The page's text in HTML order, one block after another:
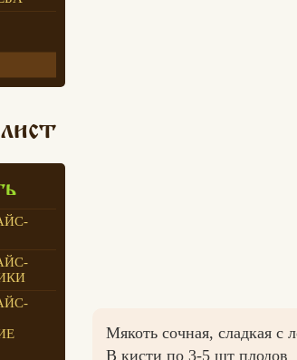
Мякоть сочная, сладкая с
В кисти по 3-5 шт плодов